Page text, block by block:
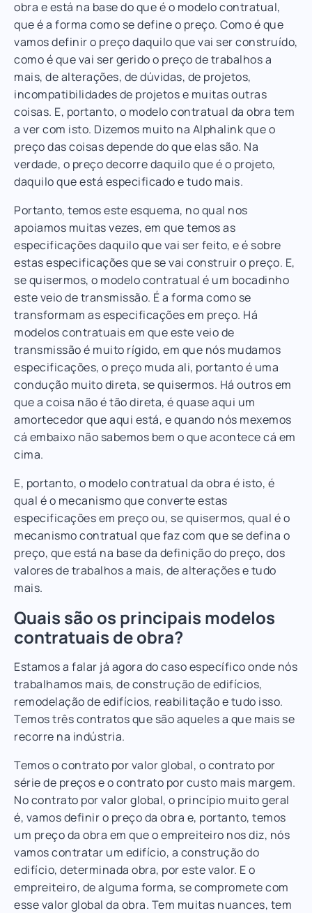
obra e está na base do que é o modelo contratual,
que é a forma como se define o preço. Como é que
vamos definir o preço daquilo que vai ser construído,
como é que vai ser gerido o preço de trabalhos a
mais, de alterações, de dúvidas, de projetos,
incompatibilidades de projetos e muitas outras
coisas. E, portanto, o modelo contratual da obra tem
a ver com isto. Dizemos muito na Alphalink que o
preço das coisas depende do que elas são. Na
verdade, o preço decorre daquilo que é o projeto,
daquilo que está especificado e tudo mais.
Portanto, temos este esquema, no qual nos
apoiamos muitas vezes, em que temos as
especificações daquilo que vai ser feito, e é sobre
estas especificações que se vai construir o preço. E,
se quisermos, o modelo contratual é um bocadinho
este veio de transmissão. É a forma como se
transformam as especificações em preço. Há
modelos contratuais em que este veio de
transmissão é muito rígido, em que nós mudamos
especificações, o preço muda ali, portanto é uma
condução muito direta, se quisermos. Há outros em
que a coisa não é tão direta, é quase aqui um
amortecedor que aqui está, e quando nós mexemos
cá embaixo não sabemos bem o que acontece cá em
cima.
E, portanto, o modelo contratual da obra é isto, é
qual é o mecanismo que converte estas
especificações em preço ou, se quisermos, qual é o
mecanismo contratual que faz com que se defina o
preço, que está na base da definição do preço, dos
valores de trabalhos a mais, de alterações e tudo
mais.
Quais são os principais modelos
contratuais de obra?
Estamos a falar já agora do caso específico onde nós
trabalhamos mais, de construção de edifícios,
remodelação de edifícios, reabilitação e tudo isso.
Temos três contratos que são aqueles a que mais se
recorre na indústria.
Temos o contrato por valor global, o contrato por
série de preços e o contrato por custo mais margem.
No contrato por valor global, o princípio muito geral
é, vamos definir o preço da obra e, portanto, temos
um preço da obra em que o empreiteiro nos diz, nós
vamos contratar um edifício, a construção do
edifício, determinada obra, por este valor. E o
empreiteiro, de alguma forma, se compromete com
esse valor global da obra. Tem muitas nuances, tem